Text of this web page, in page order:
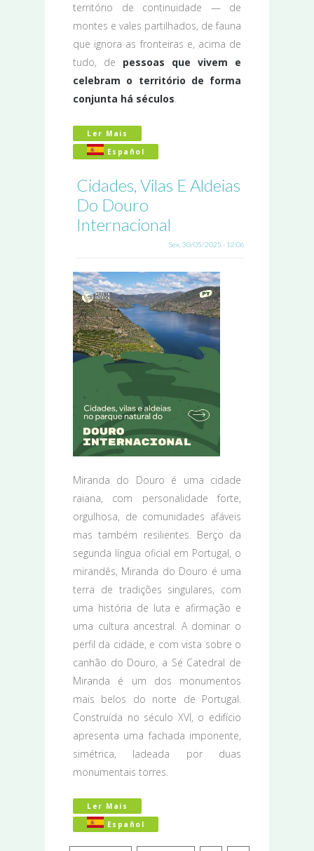
território de continuidade — de
montes e vales partilhados, de fauna
que ignora as fronteiras e, acima de
tudo, de pessoas que vivem e
celebram o território de forma
conjunta há séculos.
Ler Mais
Español
Cidades, Vilas E Aldeias
Do Douro
Internacional
Sex, 30/05/2025 - 12:06
Miranda do Douro é uma cidade
raiana, com personalidade forte,
orgulhosa, de comunidades afáveis
mas também resilientes. Berço da
segunda língua oficial em Portugal, o
mirandês, Miranda do Douro é uma
terra de tradições singulares, com
uma história de luta e afirmação e
uma cultura ancestral. A dominar o
perfil da cidade, e com vista sobre o
canhão do Douro, a Sé Catedral de
Miranda é um dos monumentos
mais belos do norte de Portugal.
Construída no século XVI, o edifício
apresenta uma fachada imponente,
simétrica, ladeada por duas
monumentais torres.
Ler Mais
Español